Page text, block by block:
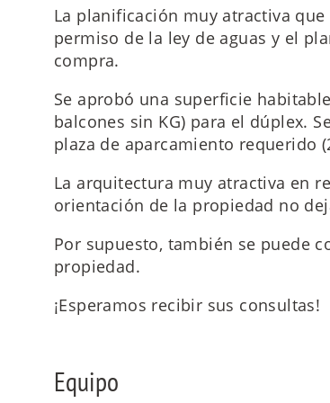
La planificación muy atractiva
permiso de la ley de aguas y el
compra.
Se aprobó una superficie
balcones sin KG) para el dúplex.
plaza de aparcamiento requerido
La arquitectura muy atractiva en
orientación de la propiedad no
Por supuesto, también se puede
propiedad.
¡Esperamos recibir sus consultas!
Equipo